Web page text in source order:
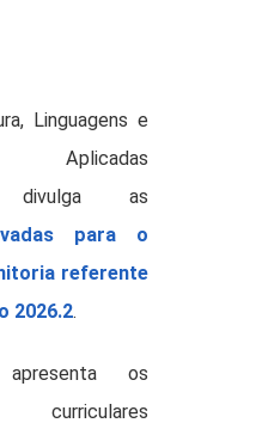
Linguagens e
Aplicadas
divulga as
para o
referente
2026.2.
os
curriculares